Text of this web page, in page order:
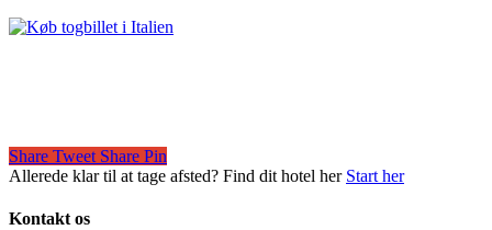
Share Tweet Share Pin
Allerede klar til at tage afsted? Find dit hotel her Start her
Kontakt os